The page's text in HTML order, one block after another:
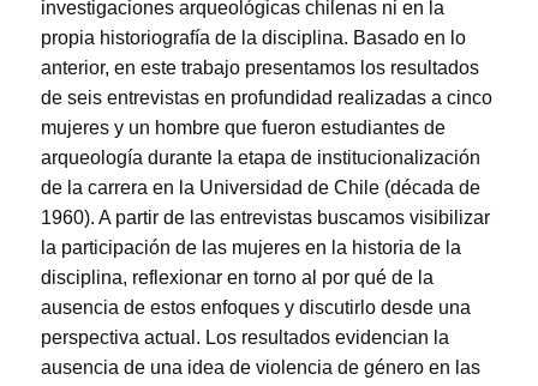
investigaciones arqueológicas chilenas ni en la
propia historiografía de la disciplina. Basado en lo
anterior, en este trabajo presentamos los resultados
de seis entrevistas en profundidad realizadas a cinco
mujeres y un hombre que fueron estudiantes de
arqueología durante la etapa de institucionalización
de la carrera en la Universidad de Chile (década de
1960). A partir de las entrevistas buscamos visibilizar
la participación de las mujeres en la historia de la
disciplina, reflexionar en torno al por qué de la
ausencia de estos enfoques y discutirlo desde una
perspectiva actual. Los resultados evidencian la
ausencia de una idea de violencia de género en las